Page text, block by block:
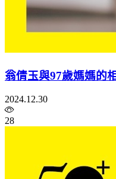
翁倩玉與97歲媽媽的
2024.12.30
28